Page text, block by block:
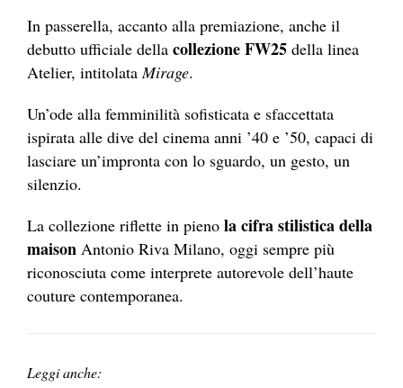
In passerella, accanto alla premiazione, anche il
debutto ufficiale della collezione FW25 della linea
Atelier, intitolataMirage.
Un’ode alla femminilità sofisticata e sfaccettata
ispirata alle dive del cinema anni ’40 e ’50, capaci di
lasciare un’impronta con lo sguardo, un gesto, un
silenzio.
La collezione riflette in pieno la cifra stilistica della
maison Antonio Riva Milano, oggi sempre più
riconosciuta come interprete autorevole dell’haute
couture contemporanea.
Leggi anche: